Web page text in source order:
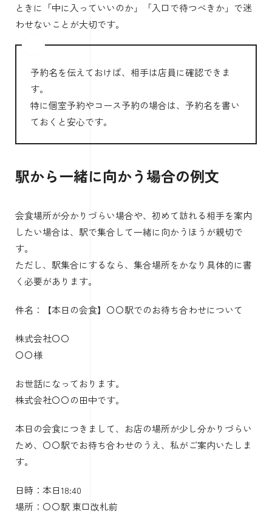
ときに「中に入っていいのか」「入口で待つべきか」で迷
わせないことが大切です。
予約名を伝えておけば、相手は店員に確認できま
す。
特に個室予約やコース予約の場合は、予約名を書い
ておくと安心です。
駅から一緒に向かう場合の例文
会食場所が分かりづらい場合や、初めて訪れる相手を案内
したい場合は、駅で集合して一緒に向かうほうが親切で
す。
ただし、駅集合にするなら、集合場所をかなり具体的に書
く必要があります。
件名：【本日の会食】〇〇駅でのお待ち合わせについて
株式会社〇〇
〇〇様
お世話になっております。
株式会社〇〇の田中です。
本日の会食につきまして、お店の場所が少し分かりづらい
ため、〇〇駅でお待ち合わせのうえ、私がご案内いたしま
す。
日時：本日18:40
場所：〇〇駅 東口改札前